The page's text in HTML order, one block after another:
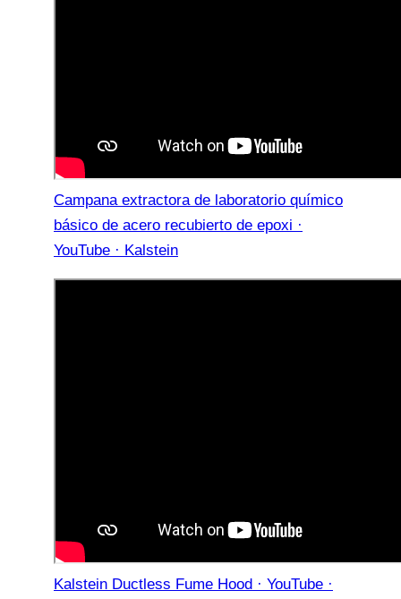
Campana extractora de laboratorio químico
básico de acero recubierto de epoxi ·
YouTube · Kalstein
Kalstein Ductless Fume Hood · YouTube ·